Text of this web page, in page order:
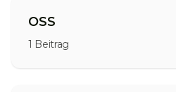
OSS
1 Beitrag